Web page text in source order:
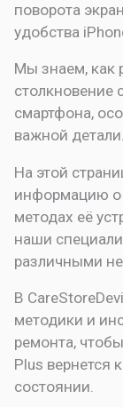
поворота
удобства
Мы знаем, как
столкновение
смартфона,
важной детали.
На этой
информацию о
методах её
наши
различными
В
методики и
ремонта,
Plus вернется
состоянии.